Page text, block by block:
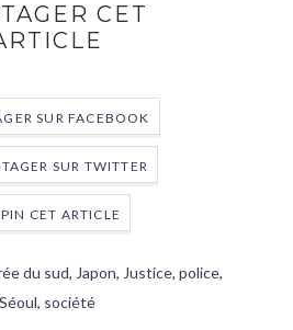
CET
SUR FACEBOOK
SUR TWITTER
PIN CET ARTICLE
du sud, Japon, Justice, police,
Séoul, société